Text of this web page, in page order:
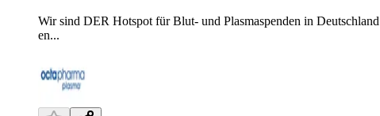
Wir sind DER Hotspot für Blut- und Plasmaspenden in
en...